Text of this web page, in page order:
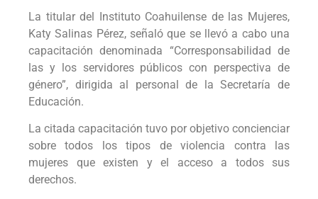
La titular del Instituto Coahuilense de las Mujeres,
Katy Salinas Pérez, señaló que se llevó a cabo una
capacitación denominada “Corresponsabilidad de
las y los servidores públicos con perspectiva de
género”, dirigida al personal de la Secretaría de
Educación.
La citada capacitación tuvo por objetivo concienciar
sobre todos los tipos de violencia contra las
mujeres que existen y el acceso a todos sus
derechos.